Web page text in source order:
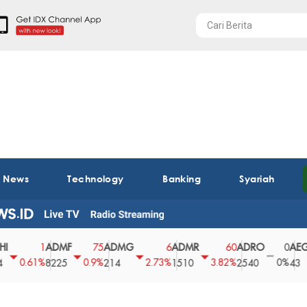
Technology Banking Syariah
ADMF
8225
75
0.9%
ADMG
214
2.73%
ADMR
1510
60
3.82%
ADRO
2540
0
0%
AEGS